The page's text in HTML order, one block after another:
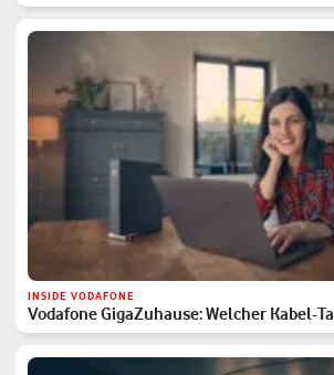
INSIDE VODAFONE
Vodafone GigaZuhause: Welcher Kabel-